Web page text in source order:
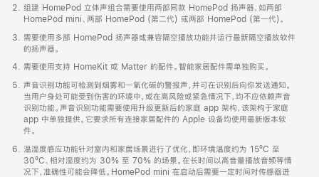
打
开)
组建 HomePod 立体声组合需要使用两部同款 HomePod 扬声器，如两部
HomePod mini、两部 HomePod (第二代) 或两部 HomePod (第一代)。
需要使用多部 HomePod 扬声器或兼容隔空播放功能并运行最新隔空播放软件
的扬声器。
需要使用支持 HomeKit 或 Matter 的配件。智能家居配件需单独购买。
声音识别功能可检测到烟雾和一氧化碳的警报声，并可在识别后向你发送通知。
当用户身处可能受到伤害的环境中，或在高风险或紧急情况下，均不应依赖声音
识别功能。声音识别功能需要使用升级更新后的家庭 app 架构，该架构于家庭
app 中单独提供。它要求所有连接家居配件的 Apple 设备均使用最新版本软
件。
温湿度感应功能针对室内和家居场景进行了优化，即环境温度约为 15ºC 至
30ºC、相对湿度约为 30% 至 70% 的场景。在长时间以高音量播放音频等情
况下，准确性可能会降低。HomePod mini 在启动后需要一定时间对传感器进